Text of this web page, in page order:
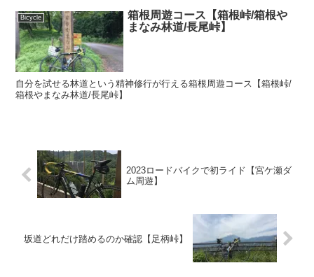
Bicycle
箱根周遊コース【箱根峠/箱根や
まなみ林道/長尾峠】
自分を試せる林道という精神修行が行える箱根周遊コース【箱根峠/
箱根やまなみ林道/長尾峠】
2023ロードバイクで初ライド【宮ケ瀬ダ
ム周遊】
坂道どれだけ踏めるのか確認【足柄峠】